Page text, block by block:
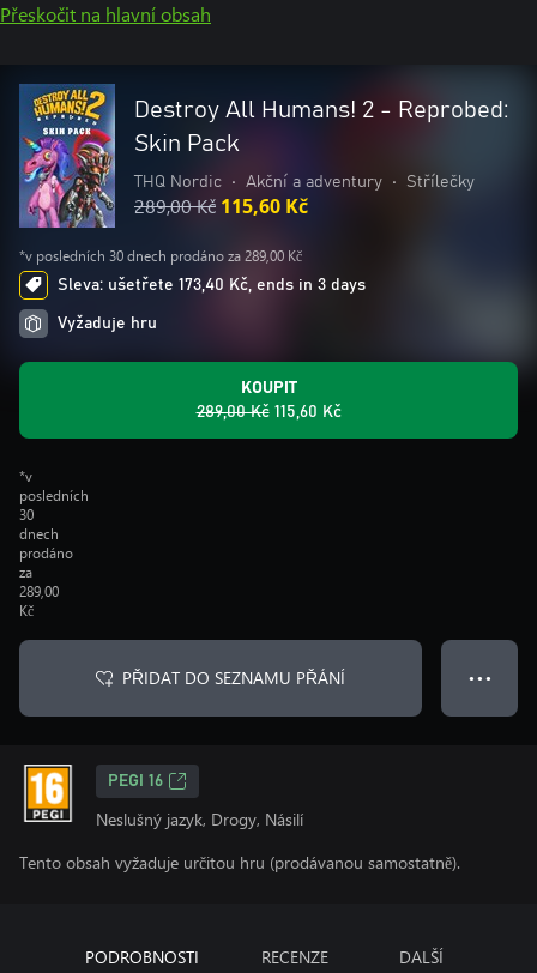
Přeskočit na hlavní obsah
Destroy All Humans! 2 - Reprobed:
Skin Pack
THQ Nordic • Akční a adventury • Střílečky
289,00 Kč 115,60 Kč
*v posledních 30 dnech prodáno za 289,00 Kč
Sleva: ušetřete 173,40 Kč, ends in 3 days
Vyžaduje hru
KOUPIT
289,00 Kč 115,60 Kč
*v
posledních
30
dnech
prodáno
za
289,00
Kč
PŘIDAT DO SEZNAMU PŘÁNÍ ● ● ●
PEGI 16
Neslušný jazyk, Drogy, Násilí
Tento obsah vyžaduje určitou hru (prodávanou samostatně).
PODROBNOSTI RECENZE DALŠÍ